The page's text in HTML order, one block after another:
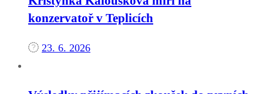
konzervatoř v Teplicích
23. 6. 2026